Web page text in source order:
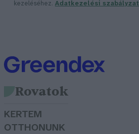
kezeléséhez. Adatkezelési szabályzat
Rovatok
KERTEM
OTTHONUNK